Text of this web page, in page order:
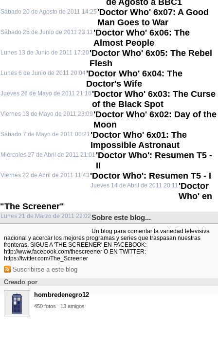
de Agosto a BBC1
Sábado 20 de Agosto de 2011 14:25 'Doctor Who' 6x07: A Good
Man Goes to War
Sábado 25 de Junio de 2011 23:11 'Doctor Who' 6x06: The
Almost People
Lunes 13 de Junio de 2011 17:20 'Doctor Who' 6x05: The Rebel
Flesh
Lunes 6 de Junio de 2011 20:04'Doctor Who' 6x04: The
Doctor's Wife
Jueves 26 de Mayo de 2011 21:16 'Doctor Who' 6x03: The Curse
of the Black Spot
Viernes 13 de Mayo de 2011 23:09 'Doctor Who' 6x02: Day of the
Moon
Sábado 7 de Mayo de 2011 00:21 'Doctor Who' 6x01: The
Impossible Astronaut
Miércoles 27 de Abril de 2011 21:01 'Doctor Who': Resumen T5 -
II
Viernes 22 de Abril de 2011 11:43 'Doctor Who': Resumen T5 - I
Jueves 14 de Abril de 2011 20:11 'Doctor
Who' en
"The Screener"
Lunes 21 de Marzo de 2011 22:02Sobre este blog...
Un blog para comentar la variedad televisiva
nacional y acercar los mejores programas y series que traspasan nuestras
fronteras. SIGUE A 'THE SCREENER' EN FACEBOOK:
http://www.facebook.com/thescreener O EN TWITTER:
https://twitter.com/The_Screener
Suscribirse a este blog
Creado por
hombredenegro12
450 fotos 13 amigos